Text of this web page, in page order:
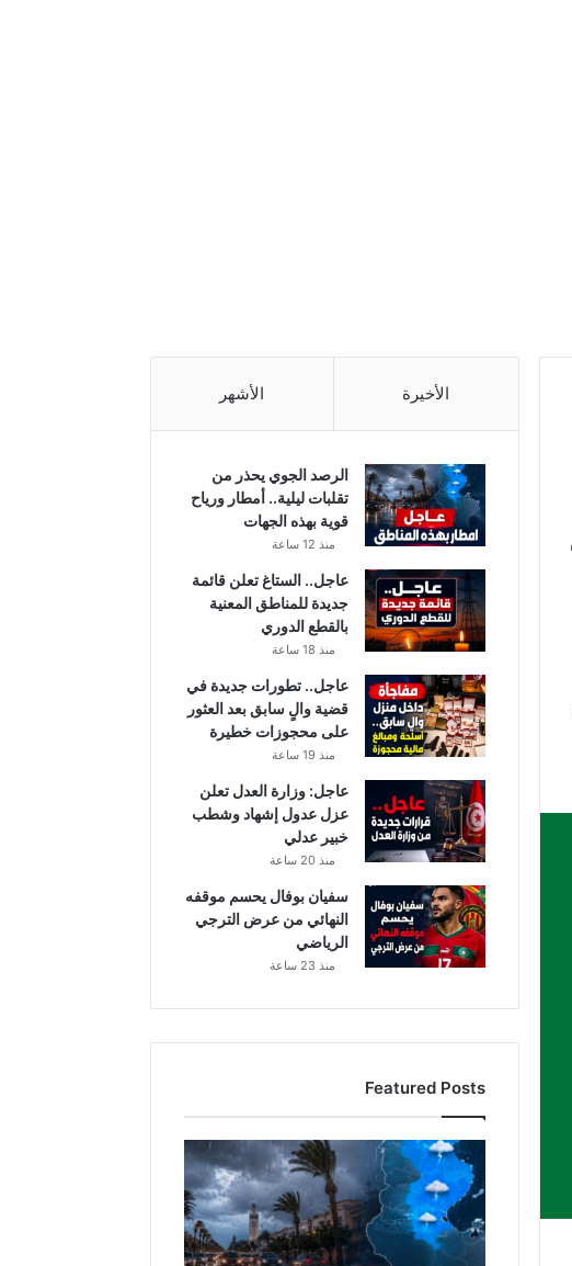
الأخيرة الأشهر
الرصد الجوي يحذر من
تقلبات ليلية.. أمطار ورياح
قوية بهذه الجهات
منذ 12 ساعة
عاجل.. الستاغ تعلن قائمة
جديدة للمناطق المعنية
بالقطع الدوري
منذ 18 ساعة
عاجل.. تطورات جديدة في
قضية والٍ سابق بعد العثور
على محجوزات خطيرة
منذ 19 ساعة
عاجل: وزارة العدل تعلن
عزل عدول إشهاد وشطب
خبير عدلي
منذ 20 ساعة
سفيان بوفال يحسم موقفه
النهائي من عرض الترجي
الرياضي
منذ 23 ساعة
Featured Posts
ر
ص
د